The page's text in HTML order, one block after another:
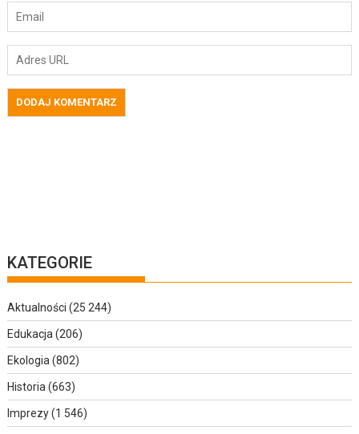
KATEGORIE
Aktualności (25 244)
Edukacja (206)
Ekologia (802)
Historia (663)
Imprezy(1 546)